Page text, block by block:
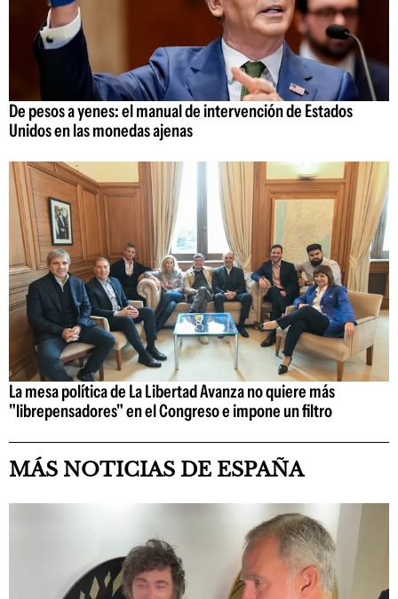
De pesos a yenes: el manual de intervención de Estados
Unidos en las monedas ajenas
La mesa política de La Libertad Avanza no quiere más
"librepensadores" en el Congreso e impone un filtro
MÁS NOTICIAS DE ESPAÑA